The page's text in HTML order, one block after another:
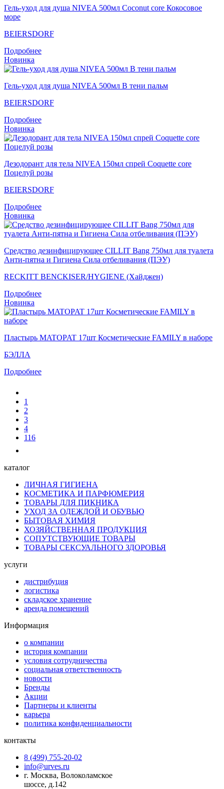
Гель-уход для душа NIVEA 500мл Coconut core Кокосовое
море
BEIERSDORF
Подробнее
Новинка
Гель-уход для душа NIVEA 500мл В тени пальм
BEIERSDORF
Подробнее
Новинка
Дезодорант для тела NIVEA 150мл спрей Coquette core
Поцелуй розы
BEIERSDORF
Подробнее
Новинка
Средство дезинфицирующее CILLIT Bang 750мл для туалета
Анти-пятна и Гигиена Сила отбеливания (ПЭУ)
RECKITT BENCKISER/HYGIENE (Хайджен)
Подробнее
Новинка
Пластырь MATOPAT 17шт Косметические FAMILY в наборе
БЭЛЛА
Подробнее
1
2
3
4
116
каталог
ЛИЧНАЯ ГИГИЕНА
КОСМЕТИКА И ПАРФЮМЕРИЯ
ТОВАРЫ ДЛЯ ПИКНИКА
УХОД ЗА ОДЕЖДОЙ И ОБУВЬЮ
БЫТОВАЯ ХИМИЯ
ХОЗЯЙСТВЕННАЯ ПРОДУКЦИЯ
СОПУТСТВУЮЩИЕ ТОВАРЫ
ТОВАРЫ СЕКСУАЛЬНОГО ЗДОРОВЬЯ
услуги
дистрибуция
логистика
складское хранение
аренда помещений
Информация
о компании
история компании
условия сотрудничества
социальная ответственность
новости
Бренды
Акции
Партнеры и клиенты
карьера
политика конфиденциальности
контакты
8 (499) 755-20-02
info@urves.ru
г. Москва, Волоколамское
шоссе, д.142